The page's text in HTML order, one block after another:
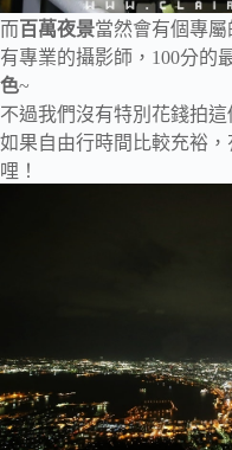
而百萬夜景當然會有個專屬
有專業的攝影師，100分的
色~
不過我們沒有特別花錢拍
如果自由行時間比較充裕
哩！